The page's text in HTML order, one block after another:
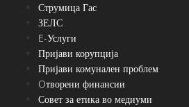
Струмица Гас
ЗЕЛС
E-Услуги
Пријави корупција
Пријави комунален проблем
Oтворени финансии
Совет за етика во медиуми